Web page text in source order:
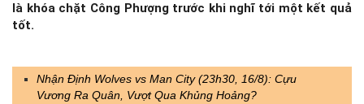
là khóa chặt Công Phượng trước khi nghĩ tới một kết quả
tốt.
Nhận Định Wolves vs Man City (23h30, 16/8): Cựu
Vương Ra Quân, Vượt Qua Khủng Hoảng?